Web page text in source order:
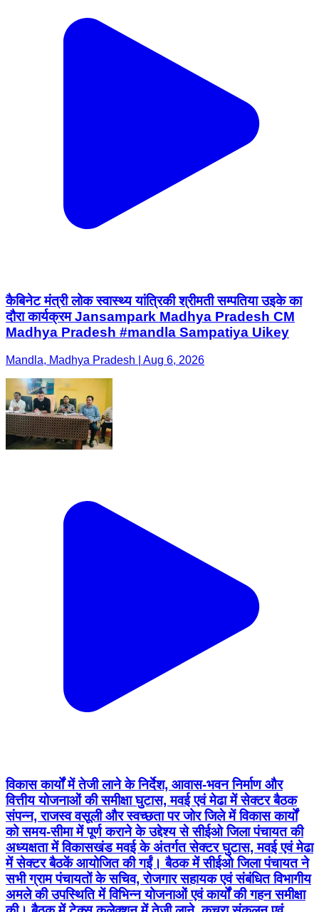
कैबिनेट मंत्री लोक स्वास्थ्य यांत्रिकी श्रीमती सम्पतिया उइके का
दौरा कार्यक्रम Jansampark Madhya Pradesh CM
Madhya Pradesh #mandla Sampatiya Uikey
Mandla, Madhya Pradesh | Aug 6, 2026
विकास कार्यों में तेजी लाने के निर्देश, आवास-भवन निर्माण और
वित्तीय योजनाओं की समीक्षा घुटास, मवई एवं मेढा में सेक्टर बैठक
संपन्न, राजस्व वसूली और स्वच्छता पर जोर जिले में विकास कार्यों
को समय-सीमा में पूर्ण कराने के उद्देश्य से सीईओ जिला पंचायत की
अध्यक्षता में विकासखंड मवई के अंतर्गत सेक्टर घुटास, मवई एवं मेढा
में सेक्टर बैठकें आयोजित की गईं। बैठक में सीईओ जिला पंचायत ने
सभी ग्राम पंचायतों के सचिव, रोजगार सहायक एवं संबंधित विभागीय
अमले की उपस्थिति में विभिन्न योजनाओं एवं कार्यों की गहन समीक्षा